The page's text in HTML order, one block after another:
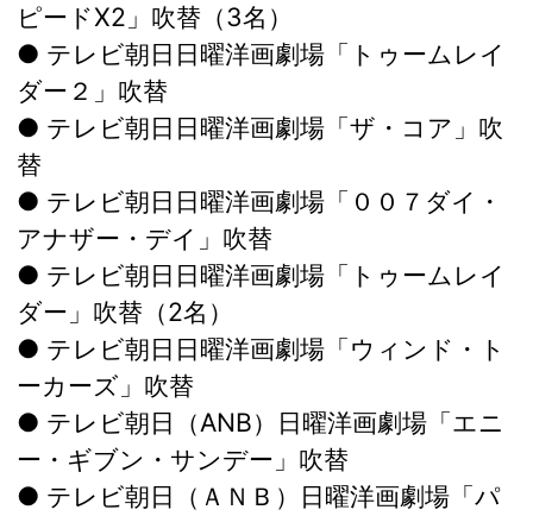
ピードX2」吹替（3名）
● テレビ朝日日曜洋画劇場「トゥームレイ
ダー２」吹替
● テレビ朝日日曜洋画劇場「ザ・コア」吹
替
● テレビ朝日日曜洋画劇場「００７ダイ・
アナザー・デイ」吹替
● テレビ朝日日曜洋画劇場「トゥームレイ
ダー」吹替（2名）
● テレビ朝日日曜洋画劇場「ウィンド・ト
ーカーズ」吹替
● テレビ朝日（ANB）日曜洋画劇場「エニ
ー・ギブン・サンデー」吹替
● テレビ朝日（ＡＮＢ）日曜洋画劇場「パ